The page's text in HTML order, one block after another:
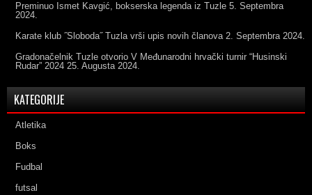
Preminuo Ismet Kavgić, bokserska legenda iz Tuzle 5. Septembra
2024.
Karate klub ˝Sloboda˝ Tuzla vrši upis novih članova 2. Septembra 2024.
Gradonačelnik Tuzle otvorio V Međunarodni hrvački turnir “Husinski
Rudar” 2024 25. Augusta 2024.
KATEGORIJE
Atletika
Boks
Fudbal
futsal